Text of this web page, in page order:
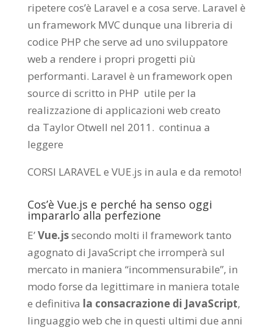
ripetere cos’è Laravel e a cosa serve. Laravel è
un framework MVC dunque una libreria di
codice PHP che serve ad uno sviluppatore
web a rendere i propri progetti più
performanti. Laravel è un framework open
source di scritto in PHP utile per la
realizzazione di applicazioni web creato
da Taylor Otwell nel 2011. continua a
leggere
CORSI LARAVEL e VUE.js in aula e da remoto!
Cos’è Vue.js e perché ha senso oggi
impararlo alla perfezione
E’Vue.jssecondo molti il framework tanto
agognato di JavaScript che irromperà sul
mercato in maniera “incommensurabile”, in
modo forse da legittimare in maniera totale
e definitiva la consacrazione di JavaScript,
linguaggio web che in questi ultimi due anni